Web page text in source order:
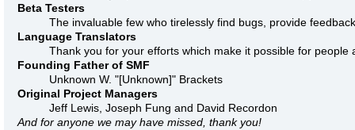
Beta Testers
The invaluable few who tirelessly find bugs, provide
Language Translators
Thank you for your efforts which make it possible for people
Founding Father of SMF
Unknown W. "[Unknown]" Brackets
Original Project Managers
Jeff Lewis, Joseph Fung and David Recordon
And for anyone we may have missed, thank you!